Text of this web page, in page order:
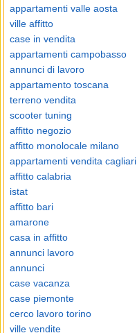
appartamenti valle aosta
ville affitto
case in vendita
appartamenti campobasso
annunci di lavoro
appartamento toscana
terreno vendita
scooter tuning
affitto negozio
affitto monolocale milano
appartamenti vendita cagliari
affitto calabria
istat
affitto bari
amarone
casa in affitto
annunci lavoro
annunci
case vacanza
case piemonte
cerco lavoro torino
ville vendite